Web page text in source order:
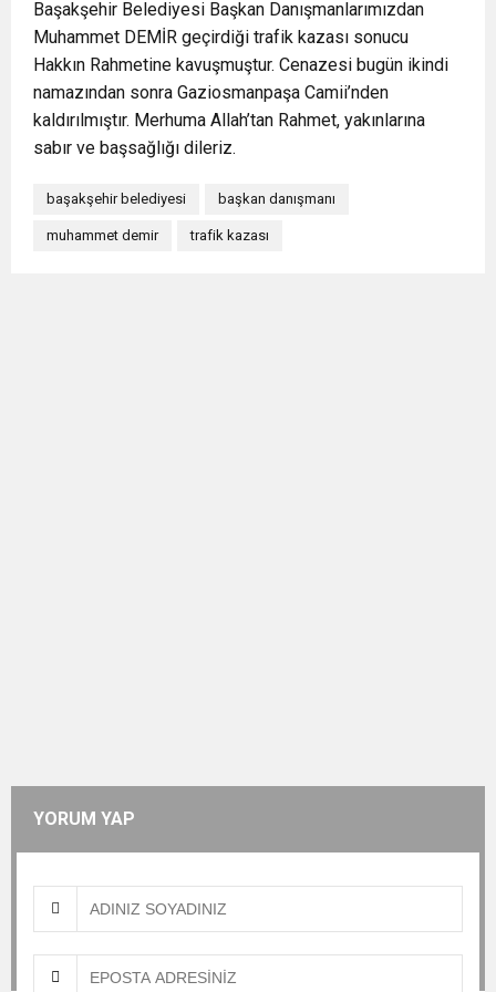
Başakşehir Belediyesi Başkan Danışmanlarımızdan
Muhammet DEMİR geçirdiği trafik kazası sonucu
Hakkın Rahmetine kavuşmuştur. Cenazesi bugün ikindi
namazından sonra Gaziosmanpaşa Camii’nden
kaldırılmıştır. Merhuma Allah’tan Rahmet, yakınlarına
sabır ve başsağlığı dileriz.
başakşehir belediyesi başkan danışmanı
muhammet demir trafik kazası
YORUM YAP